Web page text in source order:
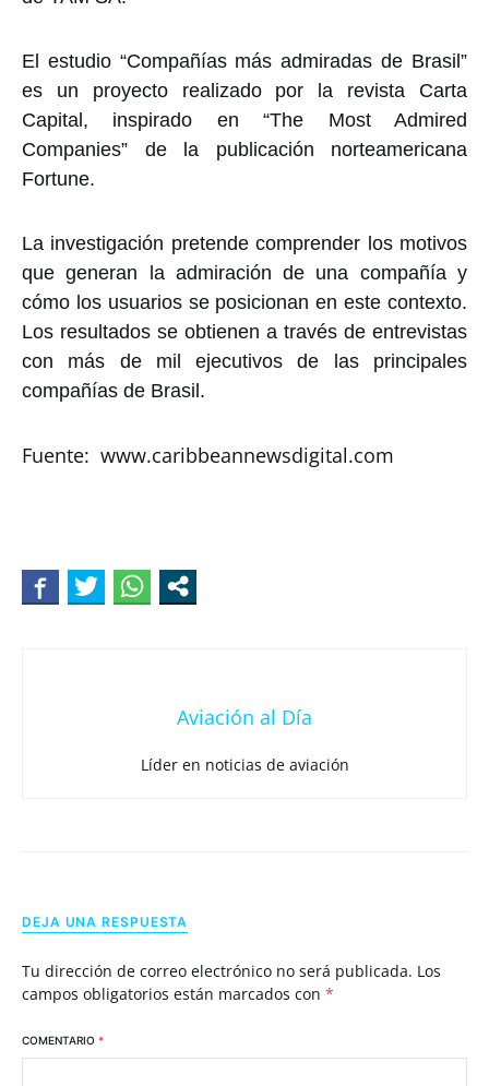
El estudio “Compañías más admiradas de Brasil”
es un proyecto realizado por la revista Carta
Capital, inspirado en “The Most Admired
Companies” de la publicación norteamericana
Fortune.
La investigación pretende comprender los motivos
que generan la admiración de una compañía y
cómo los usuarios se posicionan en este contexto.
Los resultados se obtienen a través de entrevistas
con más de mil ejecutivos de las principales
compañías de Brasil.
Fuente: www.caribbeannewsdigital.com
Aviación al Día
Líder en noticias de aviación
DEJA UNA RESPUESTA
Tu dirección de correo electrónico no será publicada. Los
campos obligatorios están marcados con *
COMENTARIO *